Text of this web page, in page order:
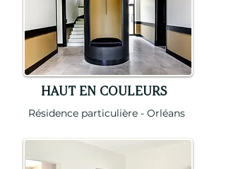
HAUT EN COULEURS
Résidence particulière - Orléans